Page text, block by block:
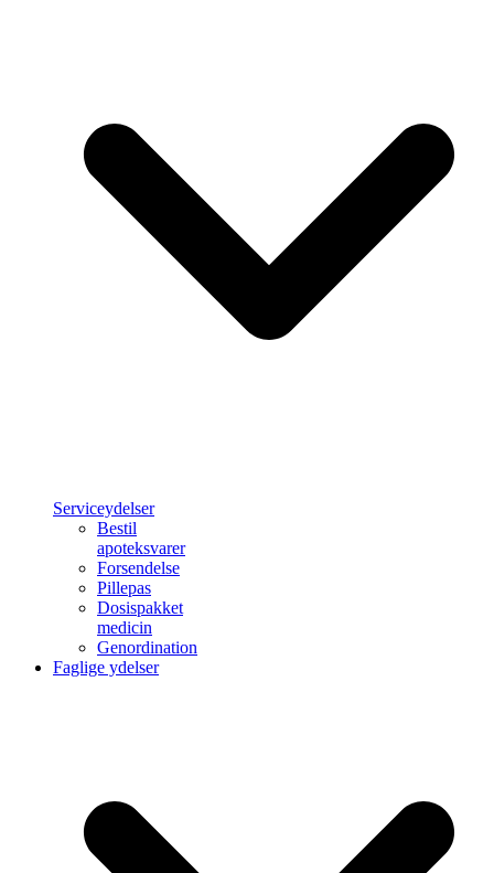
Serviceydelser
Bestil
apoteksvarer
Forsendelse
Pillepas
Dosispakket
medicin
Genordination
Faglige ydelser